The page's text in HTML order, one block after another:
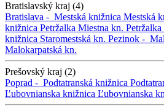
Bratislavský kraj (4)
Bratislava - Mestská knižnica Mestská
knižnica Petržalka Miestna kn. Petržalka
knižnica Staromestská kn. Pezinok -
Malokarpatská kn.
Prešovský kraj (2)
Poprad - Podtatranská knižnica
Ľubovnianska knižnica Ľubovnianska